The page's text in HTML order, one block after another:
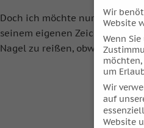
Doch ich möchte nur einen
seinem eigenen Zeichen
Nagel zu reißen, obwohl er als
Wir
Website
Wenn
um
Wir
auf
Website